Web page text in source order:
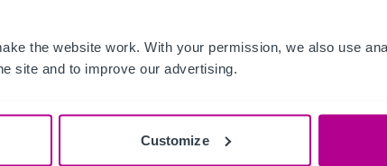
the website work. With your permission, we also use
site and to improve our advertising.
Customize
Schweiz